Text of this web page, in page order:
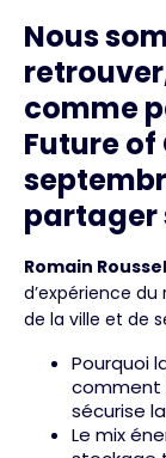
Nous
comme
Future of
partager
Romain
d’expérience
de la ville et de
Pourquoi
comment
sécurise
Le mix